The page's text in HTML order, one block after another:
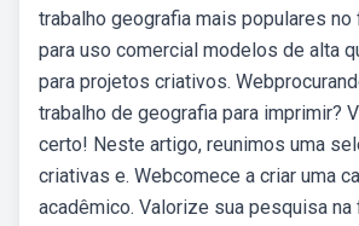
trabalho geografia mais populares
para uso comercial modelos de alta
para projetos criativos.
trabalho de geografia para imprimir?
certo! Neste artigo, reunimos uma
criativas e. Webcomece a criar uma
acadêmico. Valorize sua pesquisa